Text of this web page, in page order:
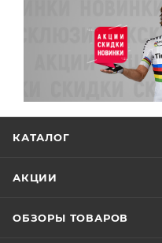
КАТАЛОГ
АКЦИИ
ОБЗОРЫ ТОВАРОВ